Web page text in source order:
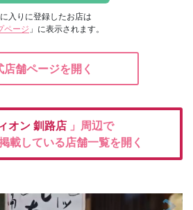
入りに登録したお店は
ページ 」に表示されます。
店舗ページを開く
オン釧路店 」周辺で
載している店舗一覧を開く